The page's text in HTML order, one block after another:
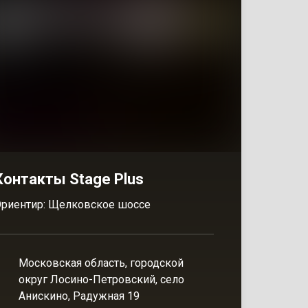
Stage Plus
Щелковское шоссе
Московская область, городской
округ Лосино-Петровский, село
Анискино, Радужная 19